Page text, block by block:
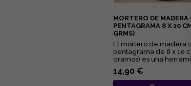
MORTERO DE MADERA
PENTAGRAMA 8 X 10
GRMS)
El mortero de madera
pentagrama de 8 x 10
gramos) es una
esotérica para el uso en
14,90 €